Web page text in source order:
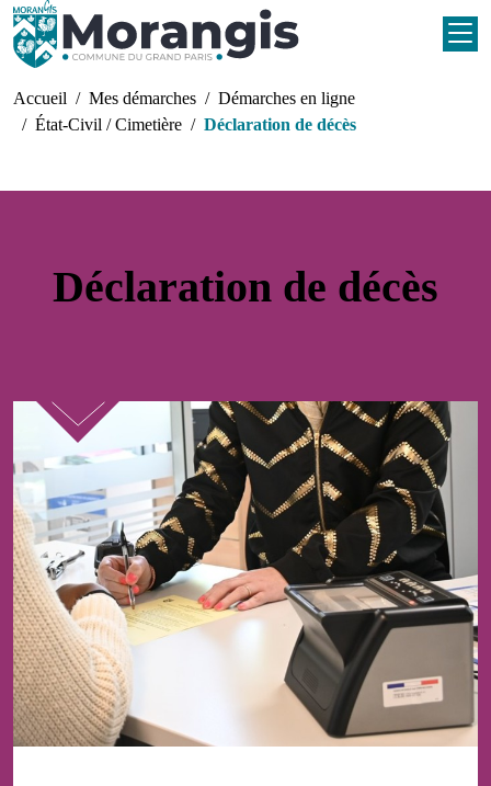
Aller au contenu principal
Fil d'Ariane
Accueil Mes démarches
Démarches en ligne
État-Civil / Cimetière
Déclaration de décès
Déclaration de décès